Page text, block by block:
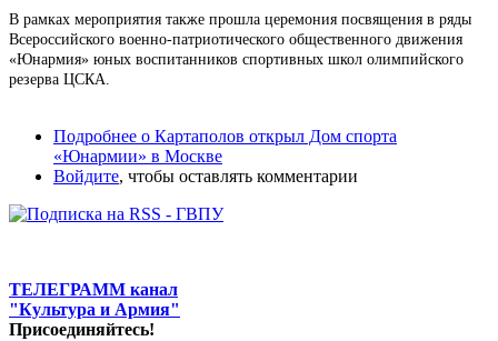
В рамках мероприятия также прошла церемония посвящения в ряды
Всероссийского военно-патриотического общественного движения
«Юнармия» юных воспитанников спортивных школ олимпийского
резерва ЦСКА.
Подробнее о Картаполов открыл Дом спорта
«Юнармии» в Москве
Войдите, чтобы оставлять комментарии
ТЕЛЕГРАММ канал
"Культура и Армия"
Присоединяйтесь!